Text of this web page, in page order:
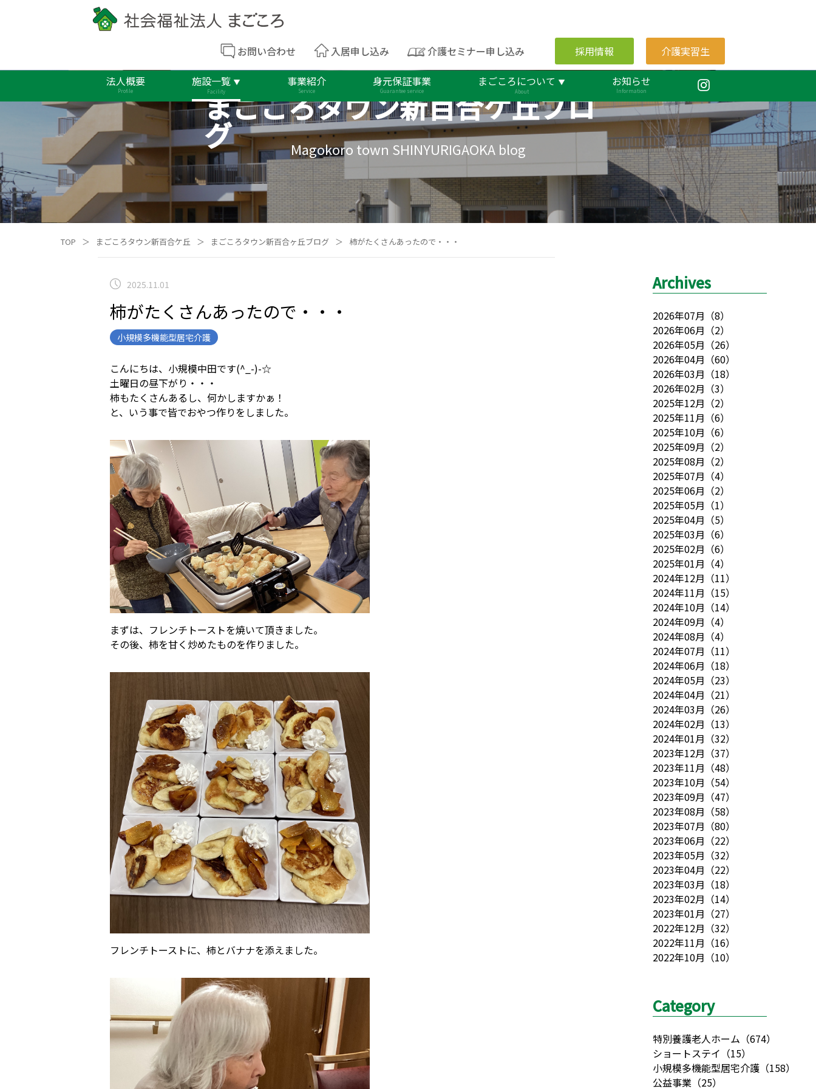
お問い合わせ 入居申し込み 介護セミナー申し込み 採用情報 介護実習生
法人概要
Profile
施設一覧
Facility
事業紹介
Service
身元保証事業
Guarantee service
まごころについて
About
お知らせ
Information
まごころタウン新百合ケ丘ブロ
グ Magokoro town SHINYURIGAOKA blog
TOP ＞ まごころタウン新百合ケ丘 ＞ まごころタウン新百合ヶ丘ブログ ＞ 柿がたくさんあったので・・・
2025.11.01
柿がたくさんあったので・・・
小規模多機能型居宅介護
こんにちは、小規模中田です(^_-)-☆
土曜日の昼下がり・・・
柿もたくさんあるし、何かしますかぁ！
と、いう事で皆でおやつ作りをしました。
まずは、フレンチトーストを焼いて頂きました。
その後、柿を甘く炒めたものを作りました。
フレンチトーストに、柿とバナナを添えました。
Archives
2026年07月 （8）
2026年06月 （2）
2026年05月 （26）
2026年04月 （60）
2026年03月 （18）
2026年02月 （3）
2025年12月 （2）
2025年11月 （6）
2025年10月 （6）
2025年09月 （2）
2025年08月 （2）
2025年07月 （4）
2025年06月 （2）
2025年05月 （1）
2025年04月 （5）
2025年03月 （6）
2025年02月 （6）
2025年01月 （4）
2024年12月 （11）
2024年11月 （15）
2024年10月 （14）
2024年09月 （4）
2024年08月 （4）
2024年07月 （11）
2024年06月 （18）
2024年05月 （23）
2024年04月 （21）
2024年03月 （26）
2024年02月 （13）
2024年01月 （32）
2023年12月 （37）
2023年11月 （48）
2023年10月 （54）
2023年09月 （47）
2023年08月 （58）
2023年07月 （80）
2023年06月 （22）
2023年05月 （32）
2023年04月 （22）
2023年03月 （18）
2023年02月 （14）
2023年01月 （27）
2022年12月 （32）
2022年11月 （16）
2022年10月 （10）
Category
特別養護老人ホーム （674）
ショートステイ （15）
小規模多機能型居宅介護 （158）
公益事業 （25）